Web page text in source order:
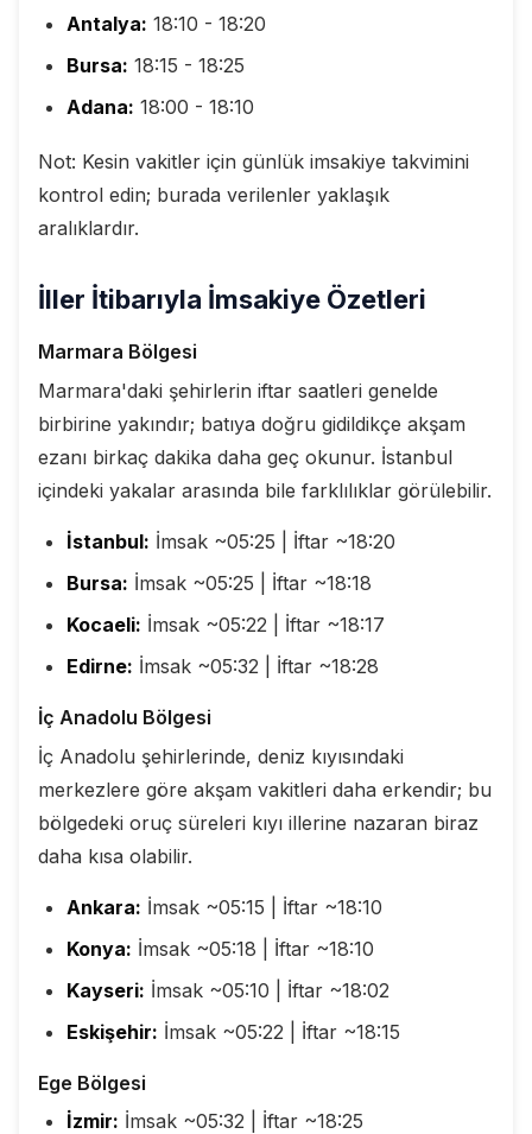
Antalya: 18:10 - 18:20
Bursa: 18:15 - 18:25
Adana: 18:00 - 18:10
Not: Kesin vakitler için günlük imsakiye takvimini
kontrol edin; burada verilenler yaklaşık
aralıklardır.
İller İtibarıyla İmsakiye Özetleri
Marmara Bölgesi
Marmara'daki şehirlerin iftar saatleri genelde
birbirine yakındır; batıya doğru gidildikçe akşam
ezanı birkaç dakika daha geç okunur. İstanbul
içindeki yakalar arasında bile farklılıklar görülebilir.
İstanbul: İmsak ~05:25 | İftar ~18:20
Bursa: İmsak ~05:25 | İftar ~18:18
Kocaeli: İmsak ~05:22 | İftar ~18:17
Edirne: İmsak ~05:32 | İftar ~18:28
İç Anadolu Bölgesi
İç Anadolu şehirlerinde, deniz kıyısındaki
merkezlere göre akşam vakitleri daha erkendir; bu
bölgedeki oruç süreleri kıyı illerine nazaran biraz
daha kısa olabilir.
Ankara: İmsak ~05:15 | İftar ~18:10
Konya: İmsak ~05:18 | İftar ~18:10
Kayseri: İmsak ~05:10 | İftar ~18:02
Eskişehir: İmsak ~05:22 | İftar ~18:15
Ege Bölgesi
İzmir: İmsak ~05:32 | İftar ~18:25